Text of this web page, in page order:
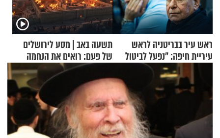
ראש עיר בבריטניה לראש
עיריית חיפה: ״נפעל לביטול
ברית הערים התאומות״
תשעה באב | מסע לירושלים
של פעם: רואים את הנחמה